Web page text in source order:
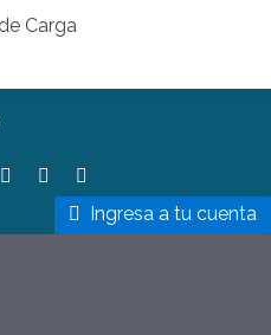
Ingresa a tu cuenta